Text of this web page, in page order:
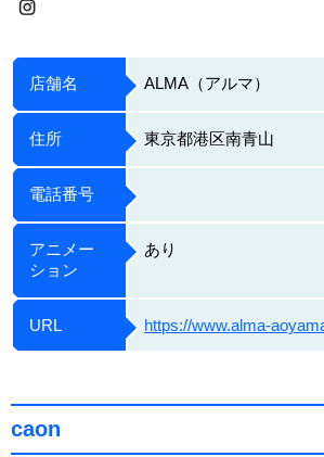
店舗名 ALMA（アルマ）
住所 東京都港区南青山
電話番号
アニメー
ション
あり
URL https://www.alma-
caon